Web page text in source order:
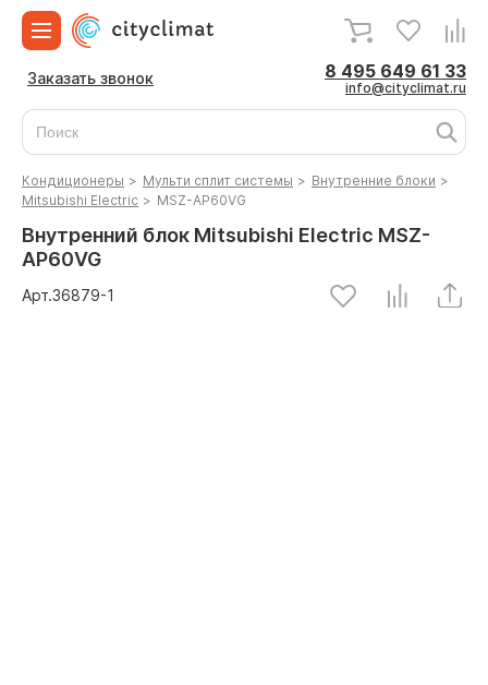
Заказать звонок 8 495 649 61 33
info@cityclimat.ru
Кондиционеры > Мульти сплит системы > Внутренние блоки >
Mitsubishi Electric > MSZ-AP60VG
Внутренний блок Mitsubishi Electric MSZ-
AP60VG
Арт.36879-1